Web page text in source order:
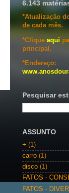
6.143
*Atualização
de cada mês.
*Clique aqui
principal.
*Endereço:
Pesquisar
ASSUNTO
+ (1)
carro (1)
disco (1)
FATOS -
FATOS -